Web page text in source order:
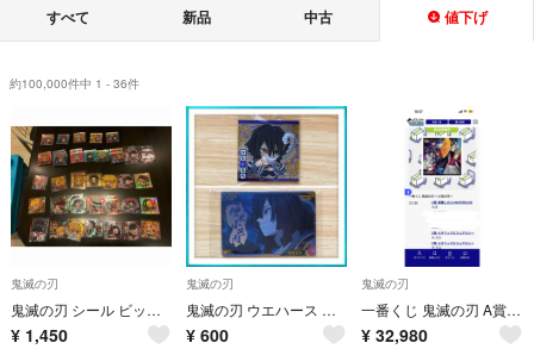
すべて 新品 中古 値下げ
約100,000件中 1 - 36件
鬼滅の刃
鬼滅の刃 シール ビックリマンシール
¥ 1,450
鬼滅の刃
鬼滅の刃 ウエハース 伊黒小芭内 シール カード 推し活
¥ 600
鬼滅の刃
一番くじ 鬼滅の刃 A賞 胡蝶しのぶ MASTERLISE×2セット
¥ 32,980